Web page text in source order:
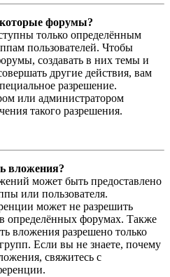
форумы?
только определённым
пользователей. Чтобы
создавать в них темы и
другие действия, вам
разрешение.
или администратором
такого разрешения.
вложения?
может быть предоставлено
или пользователя.
может не разрешить
определённых форумах. Также
вложения разрешено только
Если вы не знаете, почему
свяжитесь с